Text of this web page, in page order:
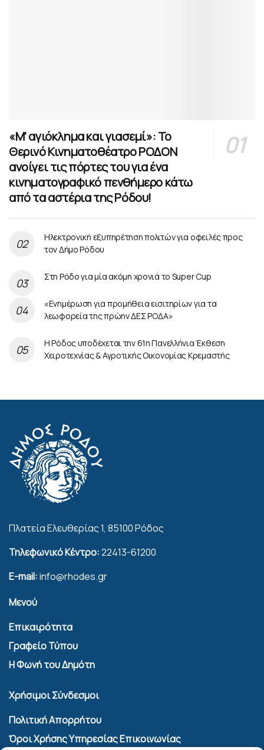
«Μ’ αγιόκλημα και γιασεμί»: Το
Θερινό Κινηματοθέατρο ΡΟΔΟΝ
ανοίγει τις πόρτες του για ένα
κινηματογραφικό πενθήμερο κάτω
από τα αστέρια της Ρόδου!
Ηλεκτρονική εξυπηρέτηση πολιτών για οφειλές προς
τον Δήμο Ρόδου
Στη Ρόδο για μία ακόμη χρονιά το Super Cup
«Ενημέρωση για προμήθεια εισιτηρίων για τα
λεωφορεία της πρώην ΔΕΣ ΡΟΔΑ»
Η Ρόδος υποδέχεται την 61η Πανελλήνια Έκθεση
Χειροτεχνίας & Αγροτικής Οικονομίας Κρεμαστής
Πλατεία Ελευθερίας 1, 85100 Ρόδος
Τηλεφωνικό Κέντρο:22413-61200
E-mail:info@rhodes.gr
Μενού
Επικαιρότητα
Γραφείο Τύπου
Η Φωνή του Δημότη
Χρήσιμοι Σύνδεσμοι
Πολιτική Απορρήτου
Όροι Χρήσης Υπηρεσίας Επικοινωνίας